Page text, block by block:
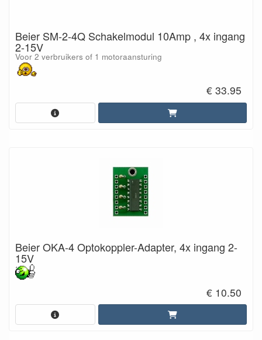
Beier SM-2-4Q Schakelmodul 10Amp , 4x ingang
2-15V
Voor 2 verbruikers of 1 motoraansturing
€ 33.95
Beier OKA-4 Optokoppler-Adapter, 4x ingang 2-
15V
€ 10.50